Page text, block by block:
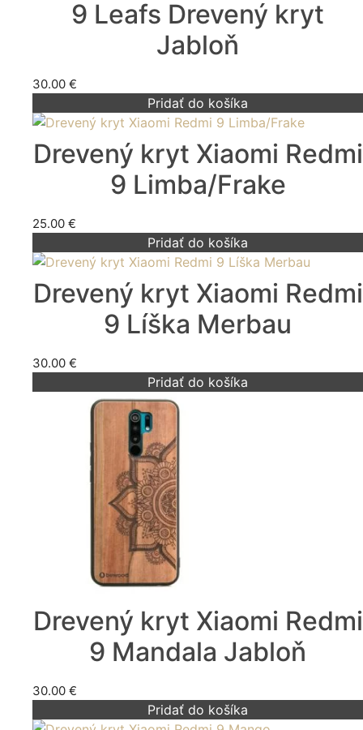
9 Leafs Drevený kryt
Jabloň
30.00 €
Pridať do košíka
Drevený kryt Xiaomi Redmi
9 Limba/Frake
25.00 €
Pridať do košíka
Drevený kryt Xiaomi Redmi
9 Líška Merbau
30.00 €
Pridať do košíka
Drevený kryt Xiaomi Redmi
9 Mandala Jabloň
30.00 €
Pridať do košíka